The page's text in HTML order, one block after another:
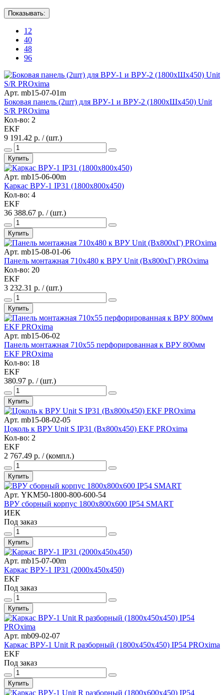
Показывать:
12
40
48
96
Арт. mb15-07-01m
Боковая панель (2шт) для ВРУ-1 и ВРУ-2 (1800хШх450) Unit
S/R PROxima
Кол-во: 2
EKF
9 191.42 р. / (шт.)
Купить
Арт. mb15-06-00m
Каркас ВРУ-1 IP31 (1800х800х450)
Кол-во: 4
EKF
36 388.67 р. / (шт.)
Купить
Арт. mb15-08-01-06
Панель монтажная 710х480 к ВРУ Unit (Вх800хГ) PROxima
Кол-во: 20
EKF
3 232.31 р. / (шт.)
Купить
Арт. mb15-06-02
Панель монтажная 710х55 перфорированная к ВРУ 800мм
EKF PROxima
Кол-во: 18
EKF
380.97 р. / (шт.)
Купить
Арт. mb15-08-02-05
Цоколь к ВРУ Unit S IP31 (Вх800х450) EKF PROxima
Кол-во: 2
EKF
2 767.49 р. / (компл.)
Купить
Арт. YKM50-1800-800-600-54
ВРУ сборный корпус 1800х800х600 IP54 SMART
ИЕК
Под заказ
Купить
Арт. mb15-07-00m
Каркас ВРУ-1 IP31 (2000х450х450)
EKF
Под заказ
Купить
Арт. mb09-02-07
Каркас ВРУ-1 Unit R разборный (1800х450х450) IP54 PROxima
EKF
Под заказ
Купить